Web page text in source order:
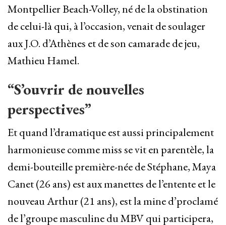
Montpellier Beach-Volley, né de la obstination
de celui-là qui, à l’occasion, venait de soulager
aux J.O. d’Athènes et de son camarade de jeu,
Mathieu Hamel.
“S’ouvrir de nouvelles
perspectives”
Et quand l’dramatique est aussi principalement
harmonieuse comme miss se vit en parentèle, la
demi-bouteille première-née de Stéphane, Maya
Canet (26 ans) est aux manettes de l’entente et le
nouveau Arthur (21 ans), est la mine d’proclamé
de l’groupe masculine du MBV qui participera,